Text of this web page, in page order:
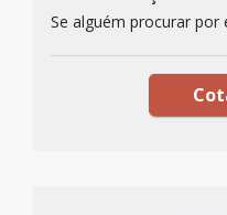
Se alguém procurar por